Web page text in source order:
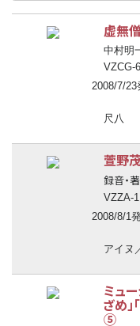
虚無
中村明
VZCG-
2008/7/23
尺八
萱野
録音・
VZZA-
2008/8/1
アイヌ
ミュ
ざめ
⑤